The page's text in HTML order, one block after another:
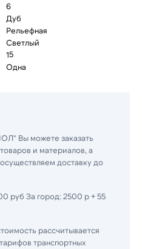
6
Дуб
Рельефная
Светлый
15
Одна
Вы можете заказать
и материалов, а
доставку до
руб За город: 2500 р + 55
рассчитывается
транспортных